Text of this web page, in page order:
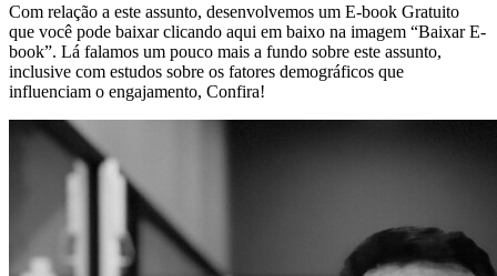
Com relação a este assunto, desenvolvemos um E-book Gratuito
que você pode baixar clicando aqui em baixo na imagem “Baixar E-
book”. Lá falamos um pouco mais a fundo sobre este assunto,
inclusive com estudos sobre os fatores demográficos que
influenciam o engajamento, Confira!